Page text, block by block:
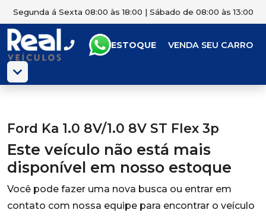
Segunda á Sexta 08:00 às 18:00 | Sábado de 08:00 às 13:00
ESTOQUE VENDA SEU CARRO
Ford Ka 1.0 8V/1.0 8V ST Flex 3p
Este veículo não está mais
disponível em nosso estoque
Você pode fazer uma nova busca ou entrar em
contato com nossa equipe para encontrar o veículo